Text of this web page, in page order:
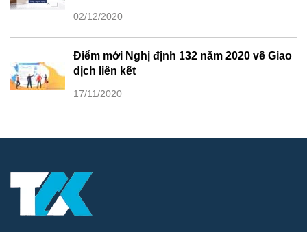
02/12/2020
Điểm mới Nghị định 132 năm 2020 về Giao
dịch liên kết
17/11/2020